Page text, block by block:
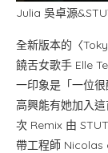
Julia 吳卓源
全新版本的〈
饒舌女歌手 Elle
一印象是「一位
高興能有她加入
次 Remix 由
帶工程師 Nicolas